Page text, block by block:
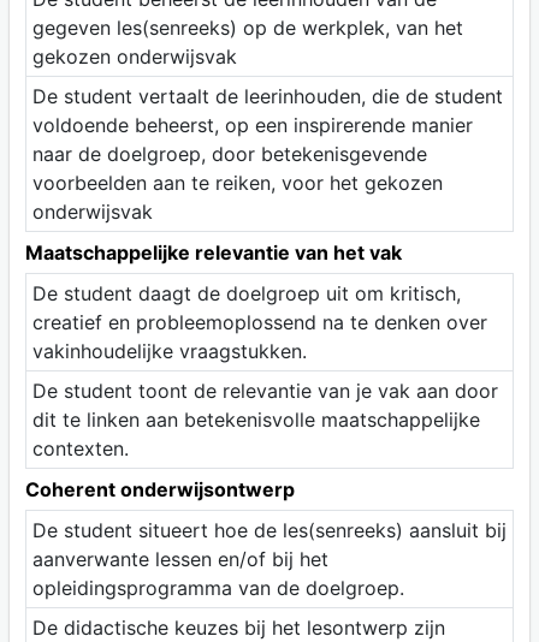
gegeven les(senreeks) op de werkplek, van het
gekozen onderwijsvak
De student vertaalt de leerinhouden, die de student
voldoende beheerst, op een inspirerende manier
naar de doelgroep, door betekenisgevende
voorbeelden aan te reiken, voor het gekozen
onderwijsvak
Maatschappelijke relevantie van het vak
De student daagt de doelgroep uit om kritisch,
creatief en probleemoplossend na te denken over
vakinhoudelijke vraagstukken.
De student toont de relevantie van je vak aan door
dit te linken aan betekenisvolle maatschappelijke
contexten.
Coherent onderwijsontwerp
De student situeert hoe de les(senreeks) aansluit bij
aanverwante lessen en/of bij het
opleidingsprogramma van de doelgroep.
De didactische keuzes bij het lesontwerp zijn